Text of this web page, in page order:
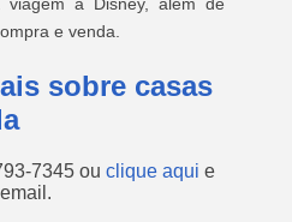
e venda.
sobre casas
7345 ou clique aqui e